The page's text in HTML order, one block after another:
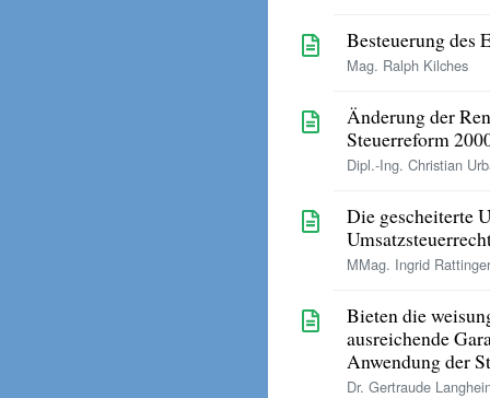
Besteuerung des
Mag. Ralph Kilches
Änderung der
Steuerreform
Dipl.-Ing. Christian
Die gescheiterte
MMag. Ingrid Rattinger
Bieten die
ausreichende
Anwendung der
Dr. Gertraude